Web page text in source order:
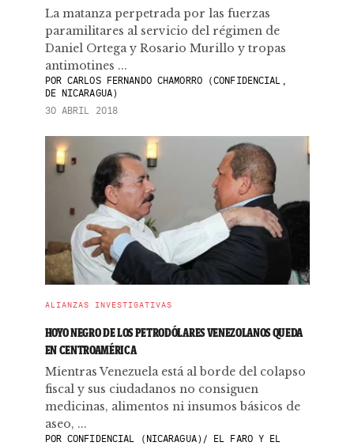
La matanza perpetrada por las fuerzas
paramilitares al servicio del régimen de
Daniel Ortega y Rosario Murillo y tropas
antimotines ...
PORCARLOS FERNANDO CHAMORRO (CONFIDENCIAL,
DE NICARAGUA)
30 ABRIL 2018
ALIANZAS INVESTIGATIVAS
HOYO NEGRO DE LOS PETRODÓLARES VENEZOLANOS QUEDA
EN CENTROAMÉRICA
Mientras Venezuela está al borde del colapso
fiscal y sus ciudadanos no consiguen
medicinas, alimentos ni insumos básicos de
aseo, ...
PORCONFIDENCIAL (NICARAGUA)/ EL FARO Y EL